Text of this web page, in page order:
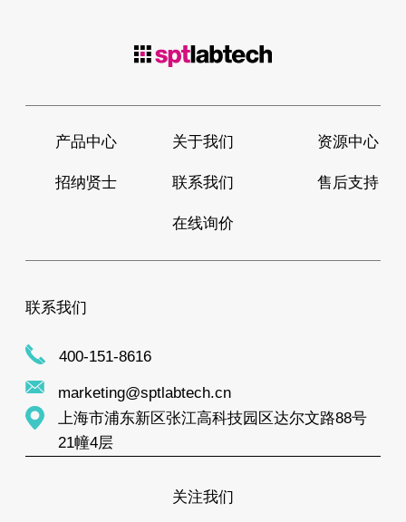
产品中心 关于我们 资源中心
招纳贤士 联系我们 售后支持
在线询价
联系我们
400-151-8616
marketing@sptlabtech.cn
上海市浦东新区张江高科技园区达尔文路88号
21幢4层
关注我们